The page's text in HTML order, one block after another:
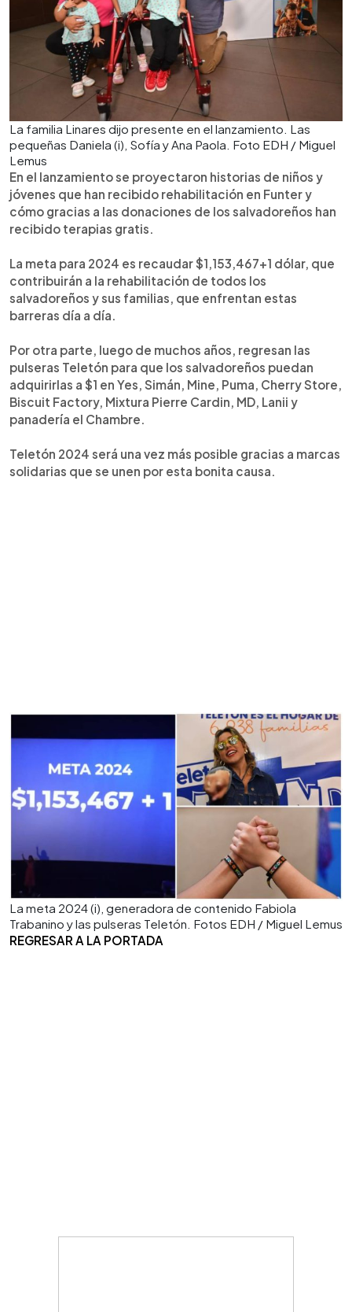
La familia Linares dijo presente en el lanzamiento. Las
pequeñas Daniela (i), Sofía y Ana Paola. Foto EDH / Miguel
Lemus
En el lanzamiento se proyectaron historias de niños y
jóvenes que han recibido rehabilitación en Funter y
cómo gracias a las donaciones de los salvadoreños han
recibido terapias gratis.
La meta para 2024 es recaudar $1,153,467+1 dólar, que
contribuirán a la rehabilitación de todos los
salvadoreños y sus familias, que enfrentan estas
barreras día a día.
Por otra parte, luego de muchos años, regresan las
pulseras Teletón para que los salvadoreños puedan
adquirirlas a $1 en Yes, Simán, Mine, Puma, Cherry Store,
Biscuit Factory, Mixtura Pierre Cardin, MD, Lanii y
panadería el Chambre.
Teletón 2024 será una vez más posible gracias a marcas
solidarias que se unen por esta bonita causa.
La meta 2024 (i), generadora de contenido Fabiola
Trabanino y las pulseras Teletón. Fotos EDH / Miguel Lemus
REGRESAR A LA PORTADA